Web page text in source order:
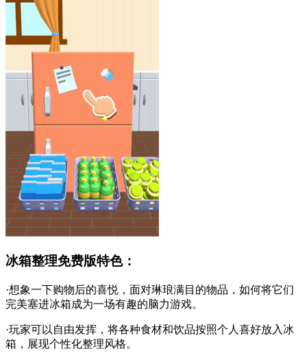
冰箱整理免费版特色：
·想象一下购物后的喜悦，面对琳琅满目的物品，如何将它们
完美塞进冰箱成为一场有趣的脑力游戏。
·玩家可以自由发挥，将各种食材和饮品按照个人喜好放入冰
箱，展现个性化整理风格。